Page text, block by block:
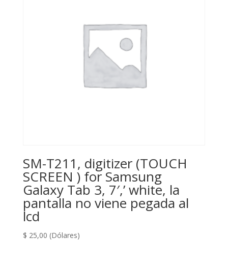
SM-T211, digitizer (TOUCH
SCREEN ) for Samsung
Galaxy Tab 3, 7′,’ white, la
pantalla no viene pegada al
lcd
$ 25,00 (Dólares)